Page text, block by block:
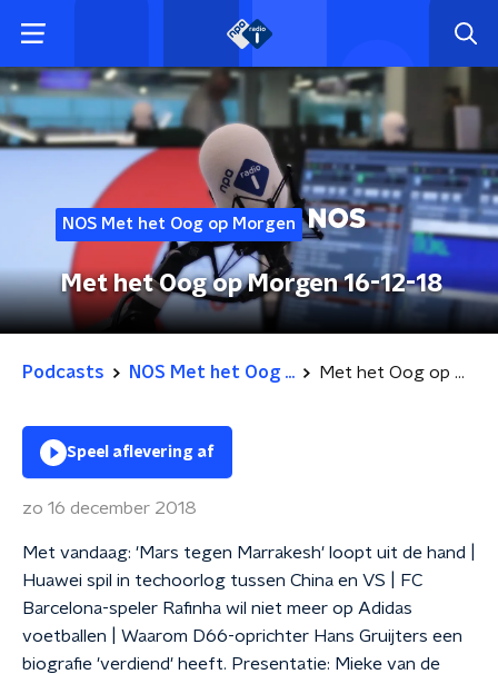
NOS Met het Oog op Morgen
Met het Oog op Morgen 16-12-18
Podcasts NOS Met het Oog ... Met het Oog op Morgen 16-12-18
Speel aflevering af
zo 16 december 2018
Met vandaag: 'Mars tegen Marrakesh' loopt uit de hand |
Huawei spil in techoorlog tussen China en VS | FC
Barcelona-speler Rafinha wil niet meer op Adidas
voetballen | Waarom D66-oprichter Hans Gruijters een
biografie 'verdiend' heeft. Presentatie: Mieke van de